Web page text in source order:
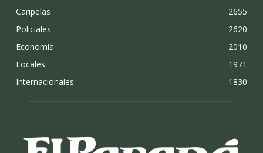
Caripelas
2655
Policiales
2620
Economia
2010
Locales
1971
Internacionales
1830